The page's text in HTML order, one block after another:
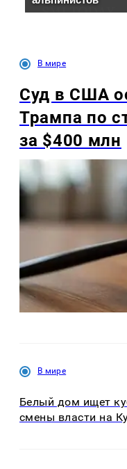
В мире
Суд в США
Трампа по
за $400 млн
В мире
Белый дом ищет
смены власти на